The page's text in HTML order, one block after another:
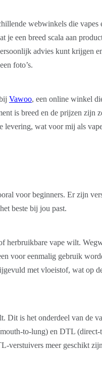
webwinkels die vapes
je een breed scala aan
advies kunt krijgen
foto’s.
Vawoo, een online winkel
is breed en de prijzen zijn
levering, wat voor mij als
voor beginners. Er zijn
beste bij jou past.
herbruikbare vape wilt.
voor eenmalig gebruik
met vloeistof, wat op
Dit is het onderdeel van de
to-lung) en DTL
verstuivers meer geschikt